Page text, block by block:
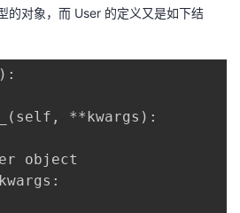
的对象，而 User 的定义又是如下结
**kwargs):